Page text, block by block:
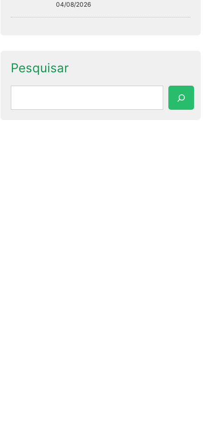
04/08/2026
Pesquisar